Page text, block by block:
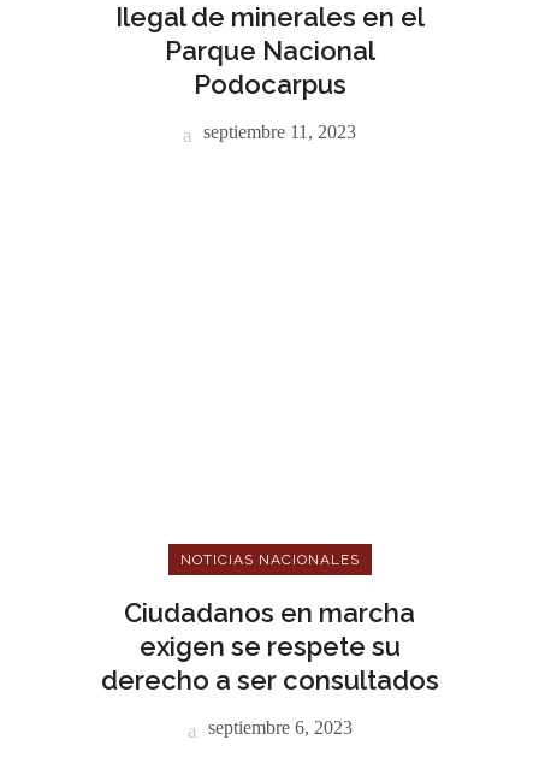
Ilegal de minerales en el
Parque Nacional
Podocarpus
septiembre 11, 2023
NOTICIAS NACIONALES
Ciudadanos en marcha
exigen se respete su
derecho a ser consultados
septiembre 6, 2023